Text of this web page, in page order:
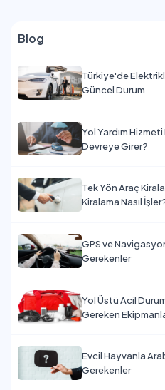
Blog
Türkiye'de
Güncel Durum
Yol Yardım
Devreye Girer?
Tek Yön Araç
Kiralama Nasıl
GPS ve
Gerekenler
Yol Üstü Acil
Gereken
Evcil Hayvanla
Gerekenler